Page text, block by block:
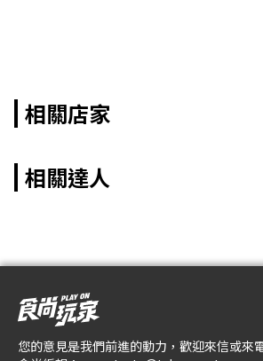
相關店家
相關達人
您的意見是我們前進的動力，歡迎來信或來